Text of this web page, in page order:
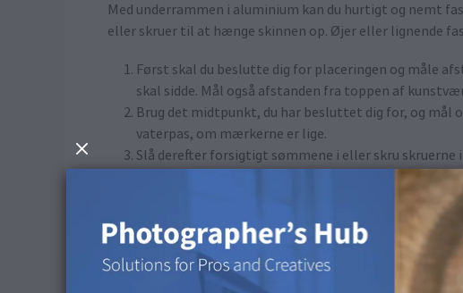
Med underrammen i aluminium kan du hurtigt og nemt
eller skruer til at hænge skinnen op. Øjer eller lignende
Først skal du beslutte dig for placeringen og måle
skal sidde. Mål også afstanden fra toppen af
Brug det midtpunkt, du har besluttet dig for, og mål
vaterpas, om mærkerne er lige.
Slå derefter forsigtigt sømmene i eller skru
underrammen på. Du må ikke stramme dem mod
Placer forsigtigt Wall Art, så sømmene eller
sømmene eller skruerne.